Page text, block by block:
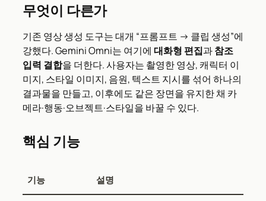
무엇이 다른가
기존 영상 생성 도구는 대개 “프롬프트 → 클립 생성”에
강했다. Gemini Omni는 여기에 대화형 편집과참조
입력 결합을 더한다. 사용자는 촬영한 영상, 캐릭터 이
미지, 스타일 이미지, 음원, 텍스트 지시를 섞어 하나의
결과물을 만들고, 이후에도 같은 장면을 유지한 채 카
메라·행동·오브젝트·스타일을 바꿀 수 있다.
핵심 기능
기능 설명